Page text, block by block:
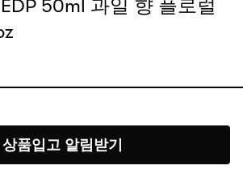
50ml 과일 향 플로럴
상품입고 알림받기